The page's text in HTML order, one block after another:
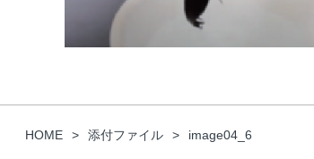
HOME 添付ファイル image04_6